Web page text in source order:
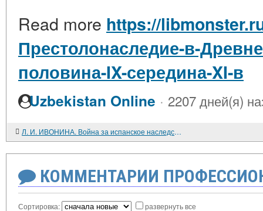
Read more https://
Престолонаследие-в-
половина-IX-середина-XI-в
Uzbekistan Online · 2207 дней(я)
Л. И. ИВОНИНА. Война за испанское наследство
КОММЕНТАРИИ
Сортировка: развернуть все